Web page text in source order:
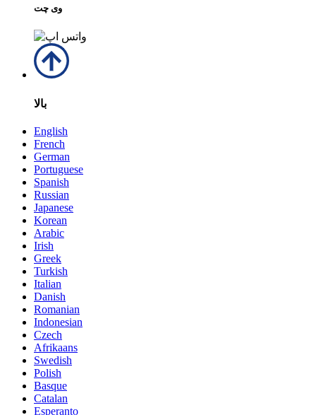
وی چت
بالا
English
French
German
Portuguese
Spanish
Russian
Japanese
Korean
Arabic
Irish
Greek
Turkish
Italian
Danish
Romanian
Indonesian
Czech
Afrikaans
Swedish
Polish
Basque
Catalan
Esperanto